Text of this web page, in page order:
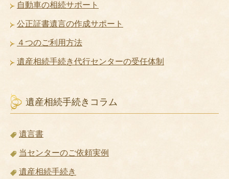
自動車の相続サポート
公正証書遺言の作成サポート
４つのご利用方法
遺産相続手続き代行センターの受任体制
遺産相続手続きコラム
遺言書
当センターのご依頼実例
遺産相続手続き